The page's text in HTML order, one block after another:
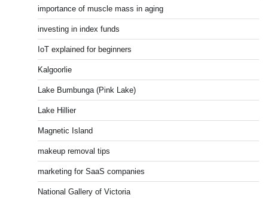
importance of muscle mass in aging
investing in index funds
IoT explained for beginners
Kalgoorlie
Lake Bumbunga (Pink Lake)
Lake Hillier
Magnetic Island
makeup removal tips
marketing for SaaS companies
National Gallery of Victoria